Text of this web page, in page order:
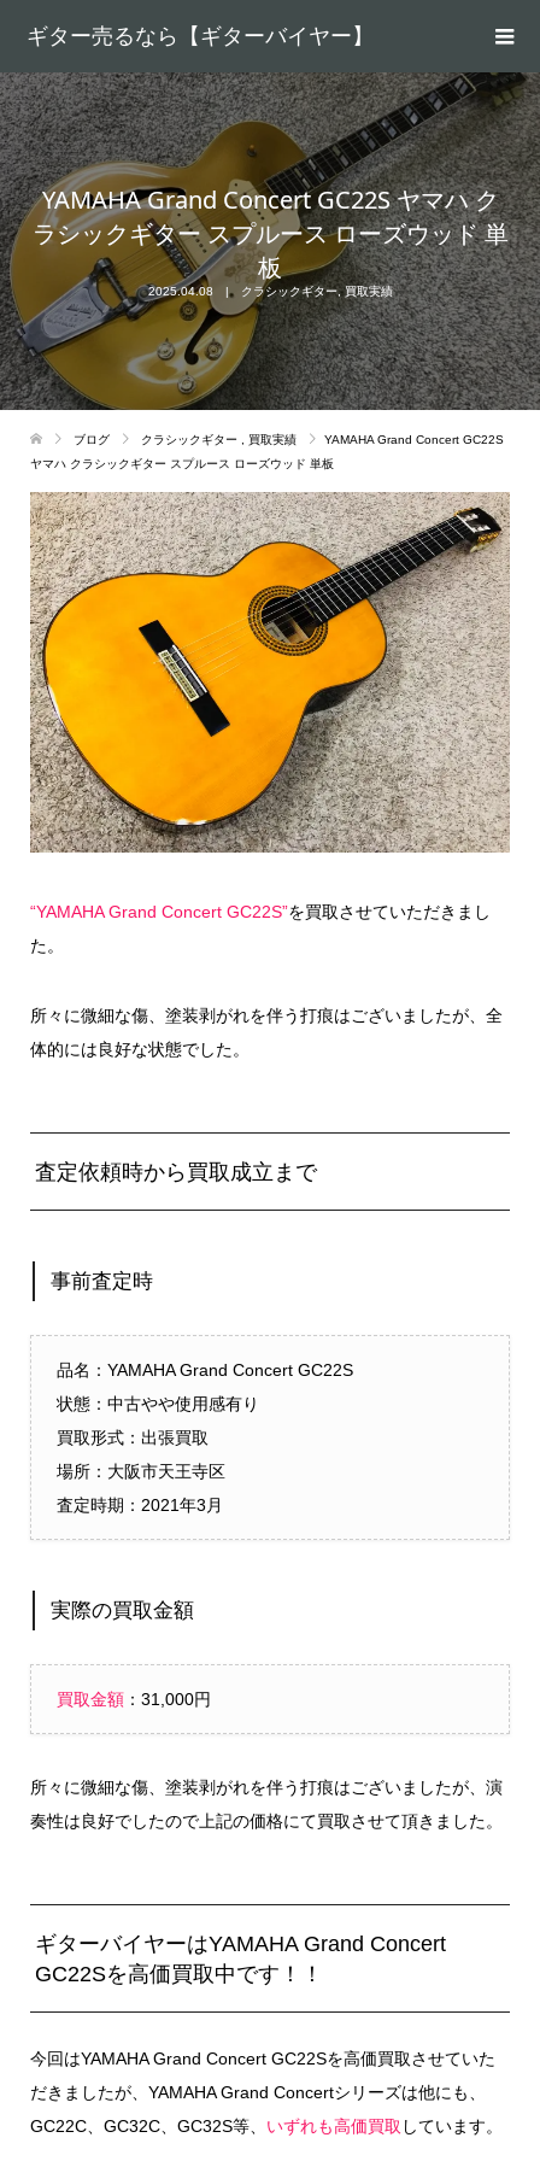
ギター売るなら【ギターバイヤー】
YAMAHA Grand Concert GC22S ヤマハ ク
ラシックギター スプルース ローズウッド 単
板
2025.04.08 クラシックギター,買取実績
ブログ クラシックギター 買取実績
YAMAHA Grand Concert GC22S
ヤマハ クラシックギター スプルース ローズウッド 単板
“YAMAHA Grand Concert GC22S”を買取させていただきまし
た。
所々に微細な傷、塗装剥がれを伴う打痕はございましたが、全
体的には良好な状態でした。
査定依頼時から買取成立まで
事前査定時
品名：YAMAHA Grand Concert GC22S
状態：中古やや使用感有り
買取形式：出張買取
場所：大阪市天王寺区
査定時期：2021年3月
実際の買取金額
買取金額：31,000円
所々に微細な傷、塗装剥がれを伴う打痕はございましたが、演
奏性は良好でしたので上記の価格にて買取させて頂きました。
ギターバイヤーはYAMAHA Grand Concert
GC22Sを高価買取中です！！
今回はYAMAHA Grand Concert GC22Sを高価買取させていた
だきましたが、YAMAHA Grand Concertシリーズは他にも、
GC22C、GC32C、GC32S等、 いずれも高価買取 しています。